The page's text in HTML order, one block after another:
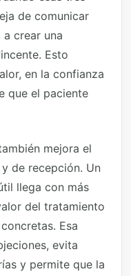
de comunicar
crear una
Esto
en la confianza
que el paciente
mejora el
de recepción. Un
llega con más
del tratamiento
Esa
evita
y permite que la